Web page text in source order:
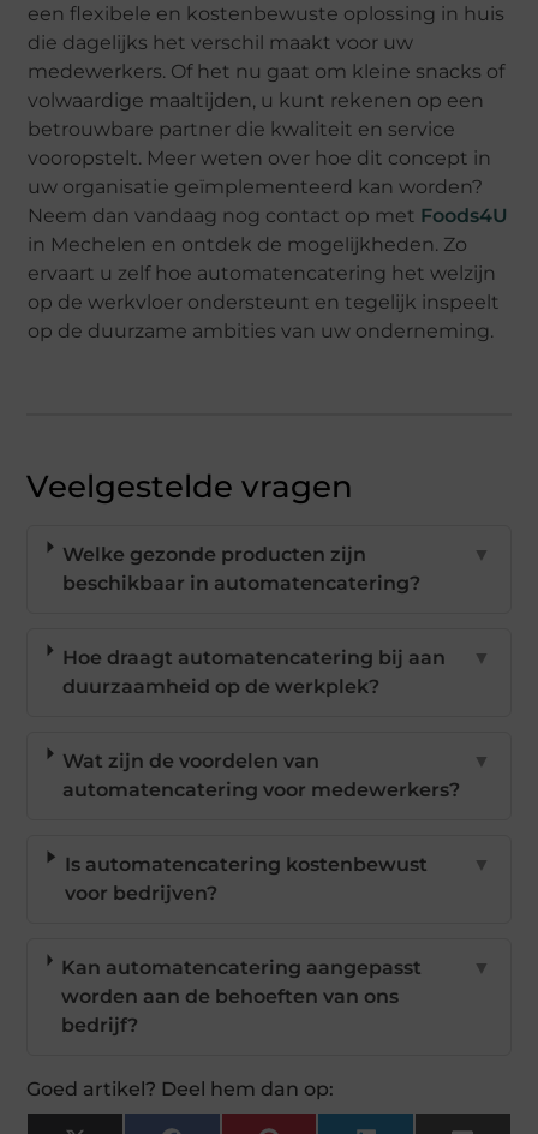
een flexibele en kostenbewuste oplossing in huis
die dagelijks het verschil maakt voor uw
medewerkers. Of het nu gaat om kleine snacks of
volwaardige maaltijden, u kunt rekenen op een
betrouwbare partner die kwaliteit en service
vooropstelt. Meer weten over hoe dit concept in
uw organisatie geïmplementeerd kan worden?
Neem dan vandaag nog contact op met Foods4U
in Mechelen en ontdek de mogelijkheden. Zo
ervaart u zelf hoe automatencatering het welzijn
op de werkvloer ondersteunt en tegelijk inspeelt
op de duurzame ambities van uw onderneming.
Veelgestelde vragen
Welke gezonde producten zijn
beschikbaar in automatencatering?
▼
Hoe draagt automatencatering bij aan
duurzaamheid op de werkplek?
▼
Wat zijn de voordelen van
automatencatering voor medewerkers?
▼
Is automatencatering kostenbewust
voor bedrijven?
▼
Kan automatencatering aangepasst
worden aan de behoeften van ons
bedrijf?
▼
Goed artikel? Deel hem dan op: